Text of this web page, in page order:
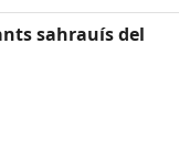
sahrauís del